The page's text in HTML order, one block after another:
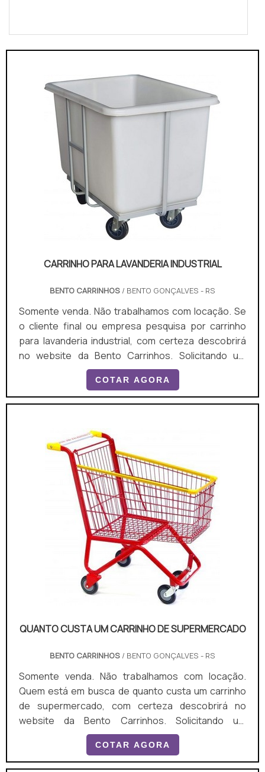
CARRINHO PARA LAVANDERIA INDUSTRIAL
BENTO CARRINHOS / BENTO GONÇALVES - RS
Somente venda. Não trabalhamos com locação. Se
o cliente final ou empresa pesquisa por carrinho
para lavanderia industrial, com certeza descobrirá
no website da Bento Carrinhos. Solicitando um
orçamento por meio da plataforma de divulgação
das indústrias e conhecendo a líder do segmento, a
aquisição é mais segura. É importante lembrar que o
especializadas. Esse tipo de cuidado ajuda a
garantir a...
COTAR AGORA
QUANTO CUSTA UM CARRINHO DE SUPERMERCADO
BENTO CARRINHOS / BENTO GONÇALVES - RS
Somente venda. Não trabalhamos com locação.
Quem está em busca de quanto custa um carrinho
de supermercado, com certeza descobrirá no
website da Bento Carrinhos. Solicitando um
orçamento por meio da plataforma de divulgação
das indústrias e conhecendo a líder do segmento, a
compra é mais assertiva. Quando a procura é por
COTAR AGORA